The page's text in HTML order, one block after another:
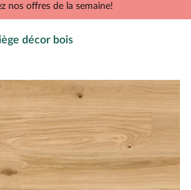
nos offres de la semaine!
décor bois